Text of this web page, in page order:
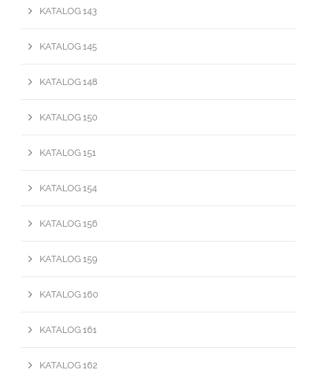
KATALOG 143
KATALOG 145
KATALOG 148
KATALOG 150
KATALOG 151
KATALOG 154
KATALOG 156
KATALOG 159
KATALOG 160
KATALOG 161
KATALOG 162